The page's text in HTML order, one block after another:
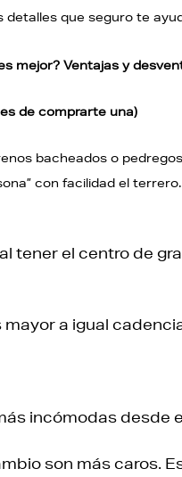
detalles que seguro te
mejor? Ventajas y
de comprarte una)
bacheados o
con facilidad el
tener el centro de
a igual
incómodas desde
son más caros.